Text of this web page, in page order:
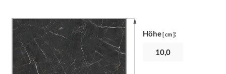
Höhe[ cm ]: